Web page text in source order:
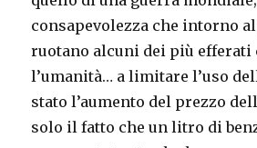
consapevolezza che intorno
ruotano alcuni dei più
l’umanità… a limitare l’uso
stato l’aumento del prezzo
solo il fatto che un litro di